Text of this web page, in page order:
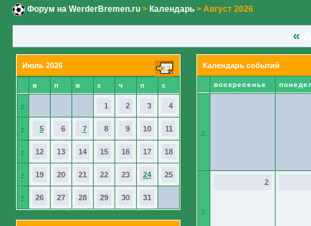
Форум на WerderBremen.ru> Календарь> Август 2026
«
Июль 2026
в п в с ч п с
» 1 2 3 4
» 5 6 7 8 9 10 11
» 12 13 14 15 16 17 18
» 19 20 21 22 23 24 25
» 26 27 28 29 30 31
Календарь событий
воскресенье
»
»
2